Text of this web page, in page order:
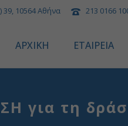
39, 10564 Αθήνα 213 0166
ΑΡΧΙΚΗ ΕΤΑΙΡΕΙΑ
για τη